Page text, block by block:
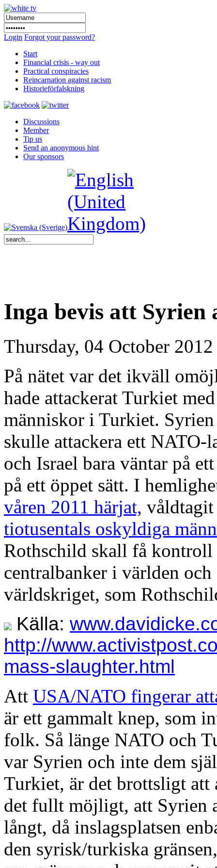
Login Forgot your password?
Start
Financial crisis - way out
Practical conspiracies
Reincarnation against racism
Historieförfalskning
Discussions
Member
Tip us
Send an anonymous hint
Our sponsors
Inga bevis att
Thursday, 04 October
På nätet var det ikväll
hade attackerat Turkiet
människor i Turkiet.
skulle attackera ett NATO-
och Israel bara väntar på
på ett öppet sätt. I
våren 2011 härjat,
tiotusentals oskyldiga
Rothschild skall få kontroll
centralbanker i världen
världskriget, som
Källa:
http://
mass-slaughter.html
Att USA/NATO fingerar
är ett gammalt knep, som
folk. Så länge NATO och
var Syrien och inte dem
Turkiet, är det brottsligt att
det fullt möjligt, att Syrien
långt, då inslagsplatsen
den syrisk/turkiska